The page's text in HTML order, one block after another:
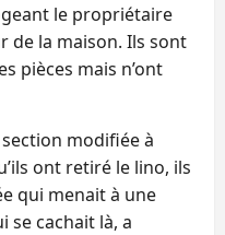
le propriétaire
de la maison. Ils sont
pièces mais n’ont
modifiée à
ont retiré le lino, ils
qui menait à une
se cachait là, a